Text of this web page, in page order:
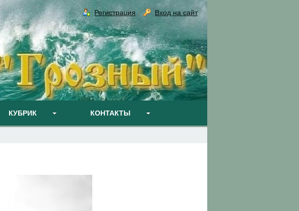
Регистрация Вход на сайт
КУБРИК КОНТАКТЫ